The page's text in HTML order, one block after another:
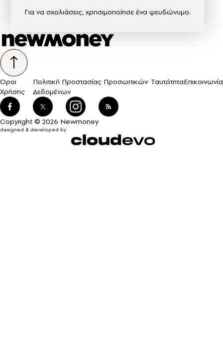
Για να σχολιάσεις, χρησιμοποίησε ένα ψευδώνυμο.
Όροι
Χρήσης
Πολιτική Προστασίας Προσωπικών
Δεδομένων
ΤαυτότηταΕπικοινωνία
Copyright © 2026 Newmoney
designed & developed by